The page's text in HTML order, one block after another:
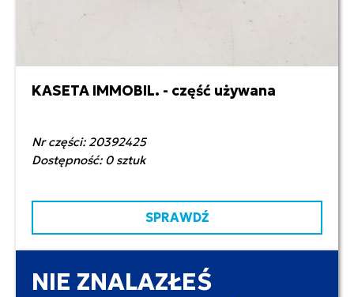
100,00 zł netto
KASETA IMMOBIL. - część używana
Nr części: 20392425
Dostępność: 0 sztuk
SPRAWDŹ
NIE ZNALAZŁEŚ